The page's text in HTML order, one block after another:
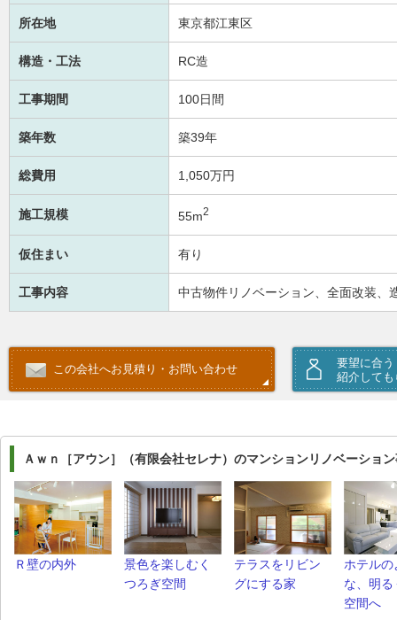
所在地 東京都江東区
構造・工法 RC造
工事期間 100日間
築年数 築39年
総費用 1,050万円
施工規模 55m2
仮住まい 有り
工事内容 中古物件リノベーション、全面改装、
この会社へお見積り・お問い合わせ
要望に合
紹介しても
Ａｗｎ［アウン］（有限会社セレナ）のマンションリノベーショ
Ｒ壁の内外
景色を楽しむく
つろぎ空間
テラスをリビン
グにする家
ホテルの
な、明る
空間へ